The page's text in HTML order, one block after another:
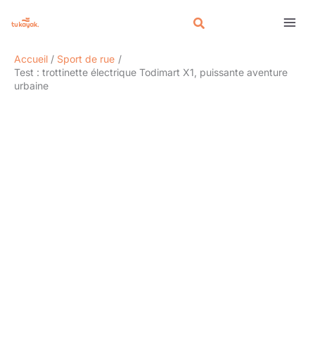
Accueil
Sport de rue
Test : trottinette électrique Todimart X1, puissante aventure
urbaine